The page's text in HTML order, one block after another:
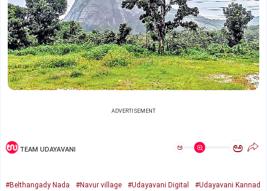
ADVERTISEMENT
TEAM UDAYAVANI ಅ ಅ
#Belthangady Nada #Navur village #Udayavani Digital
#Udayavani Kannad